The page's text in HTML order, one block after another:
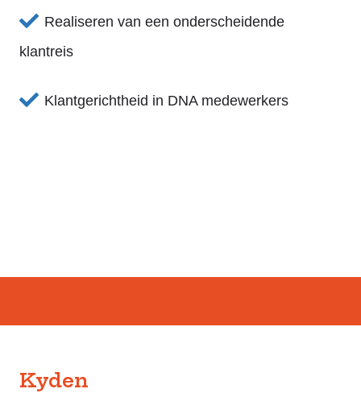
Realiseren van een onderscheidende
klantreis
Klantgerichtheid in DNA medewerkers
Kyden